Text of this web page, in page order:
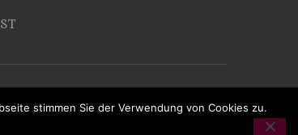
stimmen Sie der Verwendung von Cookies zu.